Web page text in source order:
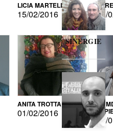
LICIA MARTELLI
15/02/2016 15/
ANITA TROTTA
01/02/2016 DI
15/
SINERGIE